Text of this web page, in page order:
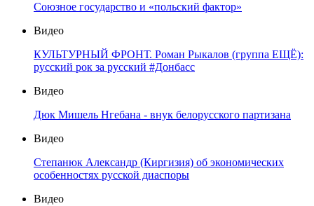
Союзное государство и «польский фактор»
Видео
КУЛЬТУРНЫЙ ФРОНТ. Роман Рыкалов (группа ЕЩЁ):
русский рок за русский #Донбасс
Видео
Дюк Мишель Нгебана - внук белорусского партизана
Видео
Степанюк Александр (Киргизия) об экономических
особенностях русской диаспоры
Видео